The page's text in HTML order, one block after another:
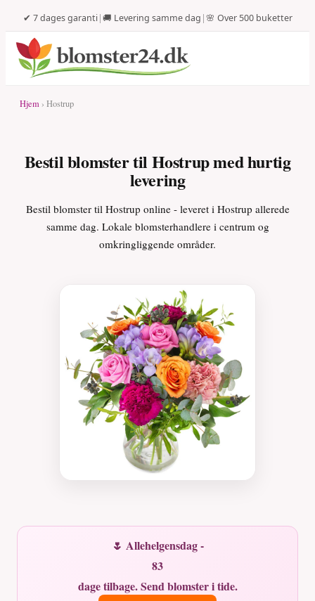
✔ 7 dages garanti|🚚 Levering samme dag |🌸 Over 500 buketter
Hjem › Hostrup
Bestil blomster til Hostrup med hurtig
levering
Bestil blomster til Hostrup online - leveret i Hostrup allerede
samme dag. Lokale blomsterhandlere i centrum og
omkringliggende områder.
🌷 Allehelgensdag -
83
dage tilbage. Send blomster i tide.